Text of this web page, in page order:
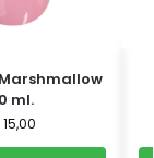
ml.
15,00